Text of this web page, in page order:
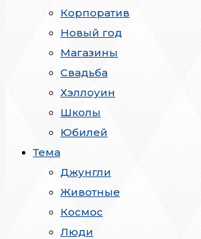
Корпоратив
Новый год
Магазины
Свадьба
Хэллоуин
Школы
Юбилей
Тема
Джунгли
Животные
Космос
Люди